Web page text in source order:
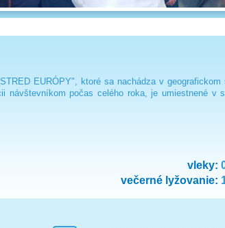
EURÓPY", ktoré sa nachádza v geografickom
návštevníkom počas celého roka, je umiestnené v
vleky:
večerné lyžovanie: